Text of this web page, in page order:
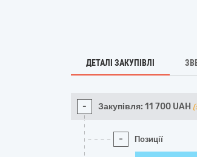
ДЕТАЛІ ЗАКУПІВЛІ
- Закупівля: 11 700 UAH
- Позиції